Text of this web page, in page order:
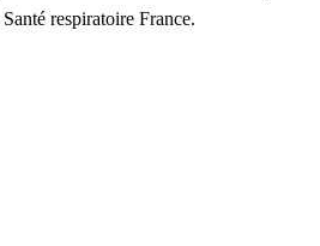
respiratoire France.